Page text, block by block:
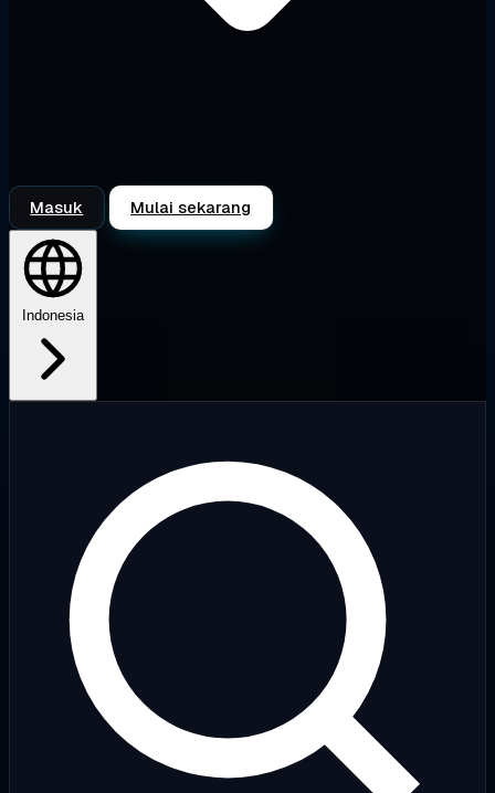
Masuk Mulai sekarang
Indonesia